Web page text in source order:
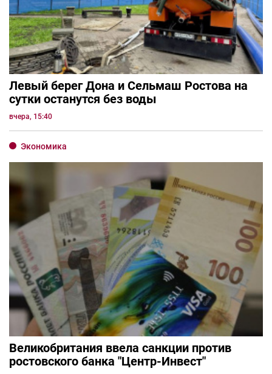
Левый берег Дона и Сельмаш Ростова на
сутки останутся без воды
вчера, 15:40
Экономика
Великобритания ввела санкции против
ростовского банка "Центр-Инвест"